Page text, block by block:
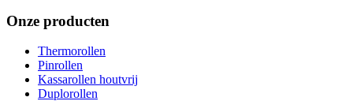
Onze producten
Thermorollen
Pinrollen
Kassarollen houtvrij
Duplorollen